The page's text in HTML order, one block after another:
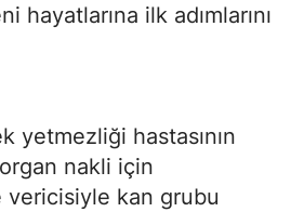
hayatlarına ilk adımlarını
yetmezliği hastasının
nakli için
vericisiyle kan grubu